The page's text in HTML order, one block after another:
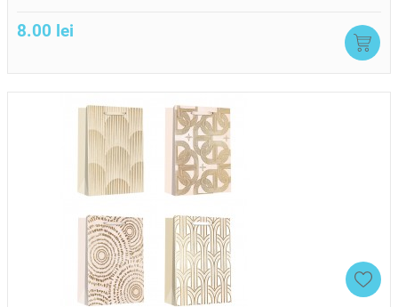
8.00 lei